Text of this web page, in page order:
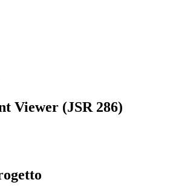
Viewer (JSR 286)